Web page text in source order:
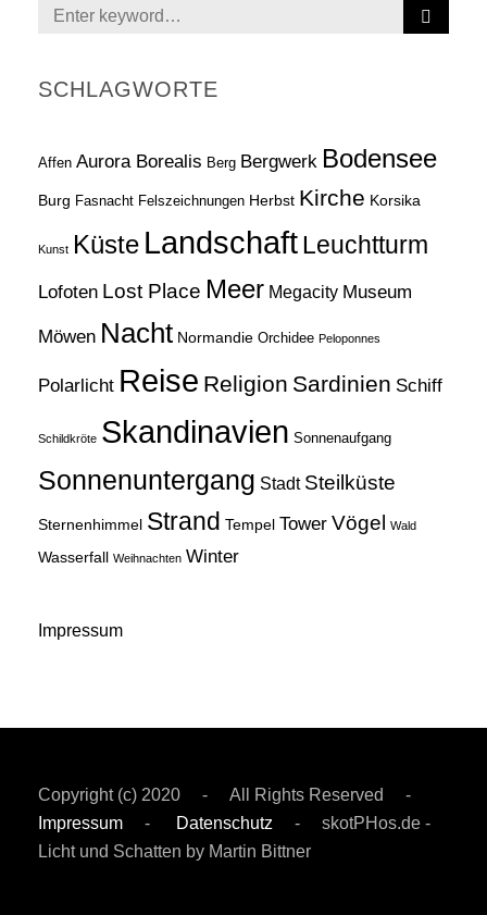
Search
E
SCHLAGWORTE
Affen Aurora Borealis Berg Bergwerk Bodensee
Burg Fasnacht Felszeichnungen Herbst Kirche Korsika
Kunst Küste LandschaftLeuchtturm
Lofoten Lost Place Meer Megacity Museum
Möwen Nacht Normandie Orchidee Peloponnes
Polarlicht Reise Religion Sardinien Schiff
Schildkröte Skandinavien Sonnenaufgang
Sonnenuntergang Stadt Steilküste
Sternenhimmel Strand Tempel Tower Vögel Wald
Wasserfall Weihnachten Winter
Impressum
Copyright (c) 2020 - All Rights Reserved -
Impressum - Datenschutz - skotPHos.de -
Licht und Schatten by Martin Bittner